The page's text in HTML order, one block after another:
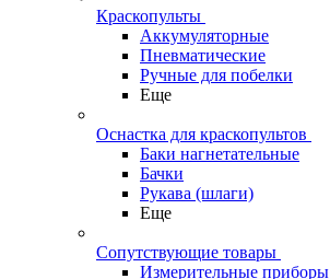
Краскопульты
Аккумуляторные
Пневматические
Ручные для побелки
Еще
Оснастка для краскопультов
Баки нагнетательные
Бачки
Рукава (шлаги)
Еще
Сопутствующие товары
Измерительные приборы